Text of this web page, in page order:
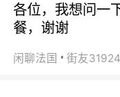
各位，我想问一
餐，谢谢
闲聊法国